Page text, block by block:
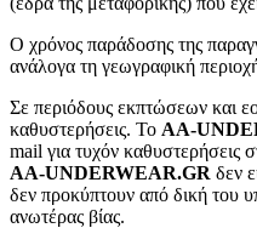
Ο χρόνος παράδοσης της
ανάλογα τη γεωγραφική
Σε περιόδους εκπτώσεων και
καθυστερήσεις. Το AA-
mail για τυχόν καθυστερήσεις
AA-UNDERWEAR.GR δεν
δεν προκύπτουν από δική του
ανωτέρας βίας.